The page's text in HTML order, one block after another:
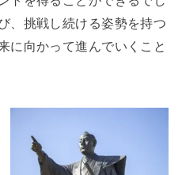
、挑戦し続ける姿勢を持つ
に向かって進んでいくこと